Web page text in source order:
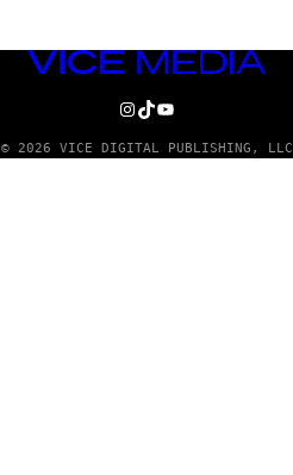
VICE
INSTAGRAM
TIKTOK
YOUTUBE
© 2026 VICE DIGITAL PUBLISHING, LLC